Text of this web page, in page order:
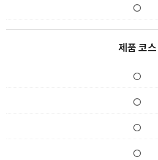
O
제품 코스
O
O
O
O